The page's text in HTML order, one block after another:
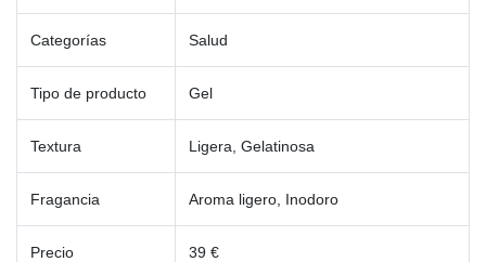
Categorías Salud
Tipo de producto Gel
Textura Ligera, Gelatinosa
Fragancia Aroma ligero, Inodoro
Precio 39 €